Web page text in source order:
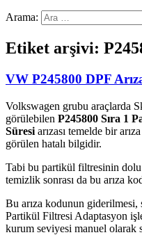
Arama:
Etiket arşivi:
VW P245800 DPF
Volkswagen grubu araçlarda
görülebilen P245800 Sıra 1
Süresi arızası temelde bir
görülen hatalı bilgidir.
Tabi bu partikül filtresinin dolu
temizlik sonrası da bu arıza
Bu arıza kodunun
Partikül Filtresi Adaptasyon
kurum seviyesi manuel olarak